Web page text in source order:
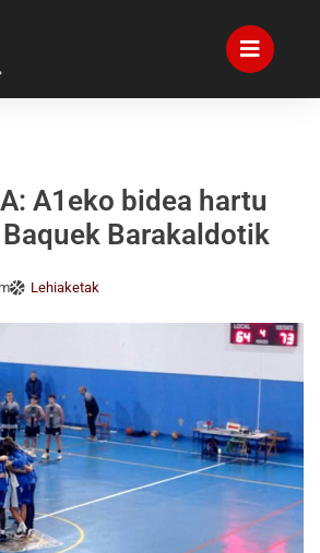
A1eko bidea hartu
Barakaldotik
Lehiaketak